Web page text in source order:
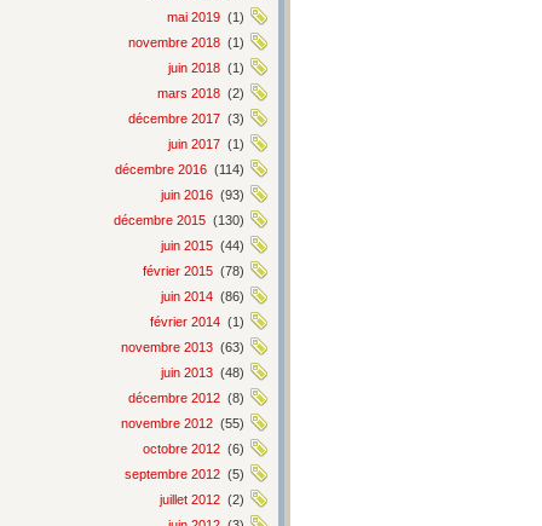
mai 2019 (1)
novembre 2018 (1)
juin 2018 (1)
mars 2018 (2)
décembre 2017 (3)
juin 2017 (1)
décembre 2016 (114)
juin 2016 (93)
décembre 2015 (130)
juin 2015 (44)
février 2015 (78)
juin 2014 (86)
février 2014 (1)
novembre 2013 (63)
juin 2013 (48)
décembre 2012 (8)
novembre 2012 (55)
octobre 2012 (6)
septembre 2012 (5)
juillet 2012 (2)